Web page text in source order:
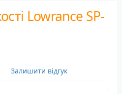
Lowrance SP-
Залишити відгук